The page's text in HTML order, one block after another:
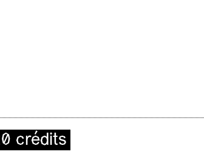
crédits